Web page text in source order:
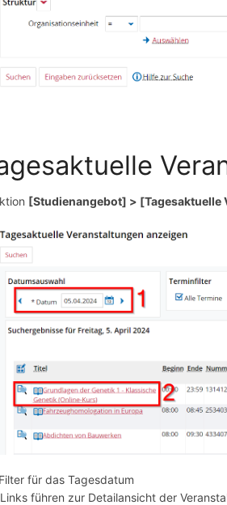
[Studienangebot] > [Tagesaktuelle
Filter für das Tagesdatum
Links führen zur Detailansicht der